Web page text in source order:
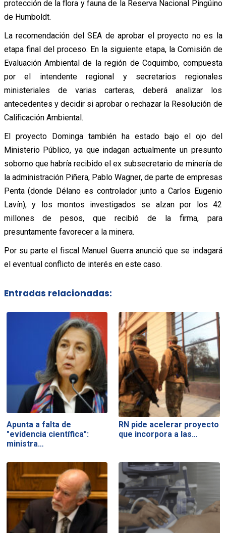
protección de la flora y fauna de la Reserva Nacional Pingüino
de Humboldt.
La recomendación del SEA de aprobar el proyecto no es la
etapa final del proceso. En la siguiente etapa, la Comisión de
Evaluación Ambiental de la región de Coquimbo, compuesta
por el intendente regional y secretarios regionales
ministeriales de varias carteras, deberá analizar los
antecedentes y decidir si aprobar o rechazar la Resolución de
Calificación Ambiental.
El proyecto Dominga también ha estado bajo el ojo del
Ministerio Público, ya que indagan actualmente un presunto
soborno que habría recibido el ex subsecretario de minería de
la administración Piñera, Pablo Wagner, de parte de empresas
Penta (donde Délano es controlador junto a Carlos Eugenio
Lavín), y los montos investigados se alzan por los 42
millones de pesos, que recibió de la firma, para
presuntamente favorecer a la minera.
Por su parte el fiscal Manuel Guerra anunció que se indagará
el eventual conflicto de interés en este caso.
Entradas relacionadas:
Apunta a falta de
"evidencia científica":
ministra…
RN pide acelerar proyecto
que incorpora a las…